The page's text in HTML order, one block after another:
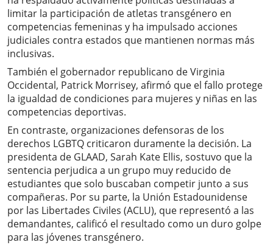
limitar la participación de atletas transgénero en
competencias femeninas y ha impulsado acciones
judiciales contra estados que mantienen normas más
inclusivas.
También el gobernador republicano de Virginia
Occidental, Patrick Morrisey, afirmó que el fallo protege
la igualdad de condiciones para mujeres y niñas en las
competencias deportivas.
En contraste, organizaciones defensoras de los
derechos LGBTQ criticaron duramente la decisión. La
presidenta de GLAAD, Sarah Kate Ellis, sostuvo que la
sentencia perjudica a un grupo muy reducido de
estudiantes que solo buscaban competir junto a sus
compañeras. Por su parte, la Unión Estadounidense
por las Libertades Civiles (ACLU), que representó a las
demandantes, calificó el resultado como un duro golpe
para las jóvenes transgénero.